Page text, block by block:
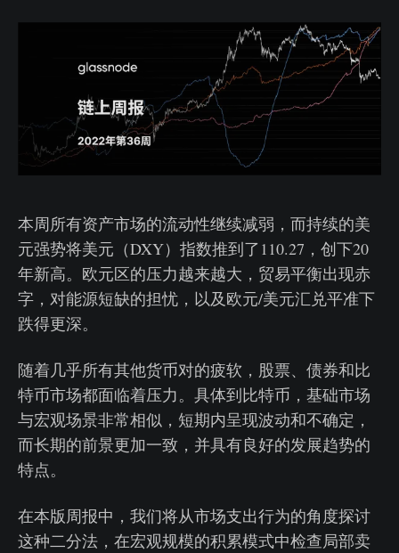
本周所有资产市场的流动性继续减弱，而持续的美
元强势将美元（DXY）指数推到了110.27，创下20
年新高。欧元区的压力越来越大，贸易平衡出现赤
字，对能源短缺的担忧，以及欧元/美元汇兑平准下
跌得更深。
随着几乎所有其他货币对的疲软，股票、债券和比
特币市场都面临着压力。具体到比特币，基础市场
与宏观场景非常相似，短期内呈现波动和不确定，
而长期的前景更加一致，并具有良好的发展趋势的
特点。
在本版周报中，我们将从市场支出行为的角度探讨
这种二分法，在宏观规模的积累模式中检查局部卖